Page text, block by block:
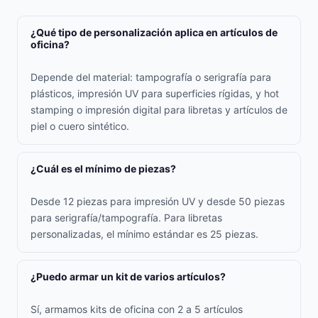
¿Qué tipo de personalización aplica en artículos de
oficina?
Depende del material: tampografía o serigrafía para
plásticos, impresión UV para superficies rígidas, y hot
stamping o impresión digital para libretas y artículos de
piel o cuero sintético.
¿Cuál es el mínimo de piezas?
Desde 12 piezas para impresión UV y desde 50 piezas
para serigrafía/tampografía. Para libretas
personalizadas, el mínimo estándar es 25 piezas.
¿Puedo armar un kit de varios artículos?
Sí, armamos kits de oficina con 2 a 5 artículos